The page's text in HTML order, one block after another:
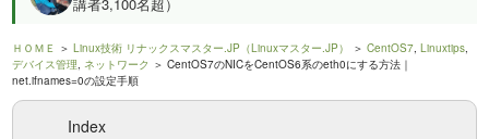
ＨＯＭＥ ＞Linux技術 リナックスマスター.JP（Linuxマスター.JP） ＞CentOS7,Linuxtips,
デバイス管理,ネットワーク ＞ CentOS7のNICをCentOS6系のeth0にする方法｜
net.ifnames=0の設定手順
Index